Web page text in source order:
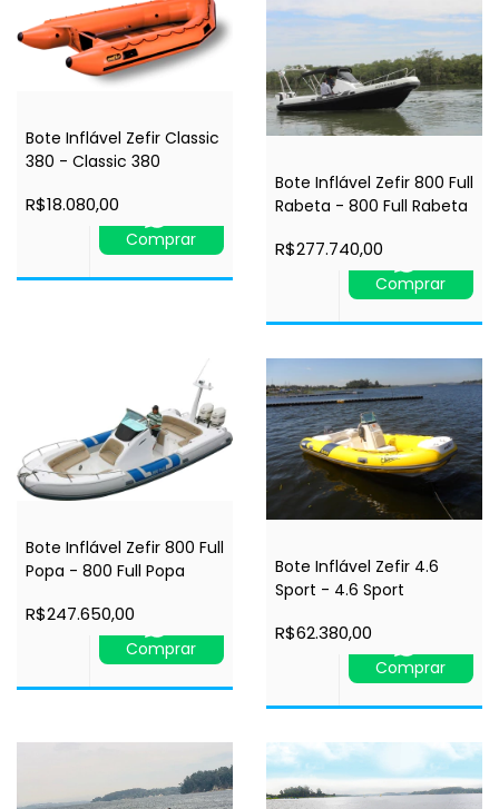
Bote Inflável Zefir Classic
380 - Classic 380
R$18.080,00
Comprar
Bote Inflável Zefir 800 Full
Rabeta - 800 Full Rabeta
R$277.740,00
Comprar
Bote Inflável Zefir 800 Full
Popa - 800 Full Popa
R$247.650,00
Comprar
Bote Inflável Zefir 4.6
Sport - 4.6 Sport
R$62.380,00
Comprar